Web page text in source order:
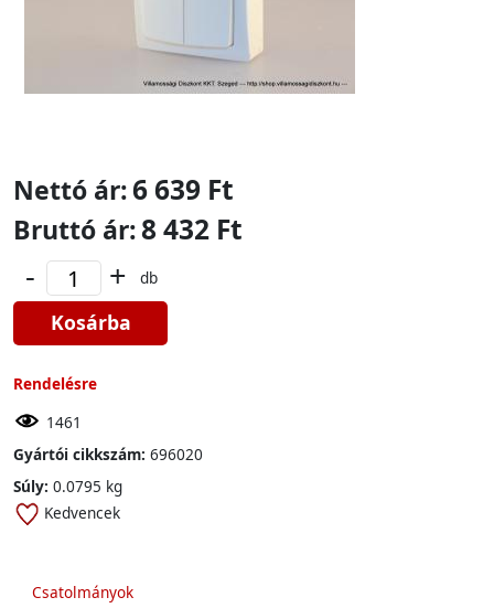
Nettó ár:6 639 Ft
Bruttó ár:8 432 Ft
- + db
Kosárba
Rendelésre
1461
Gyártói cikkszám: 696020
Súly: 0.0795 kg
Kedvencek
Csatolmányok